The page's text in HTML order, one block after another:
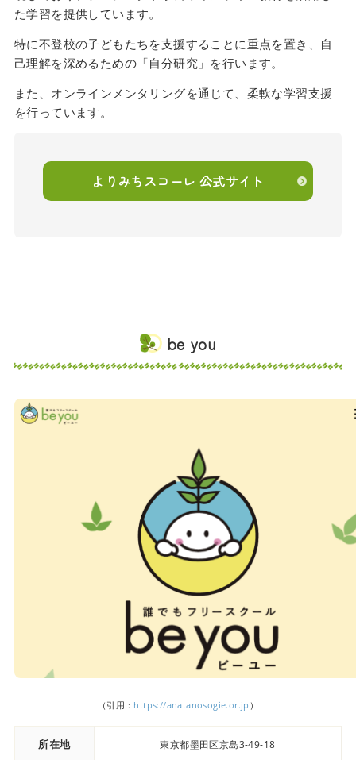
た学習を提供しています。
特に不登校の子どもたちを支援することに重点を置き、自
己理解を深めるための「自分研究」を行います。
また、オンラインメンタリングを通じて、柔軟な学習支援
を行っています。
よりみちスコーレ 公式サイト
be you
（引用： https://anatanosogie.or.jp ）
所在地 東京都墨田区京島3-49-18